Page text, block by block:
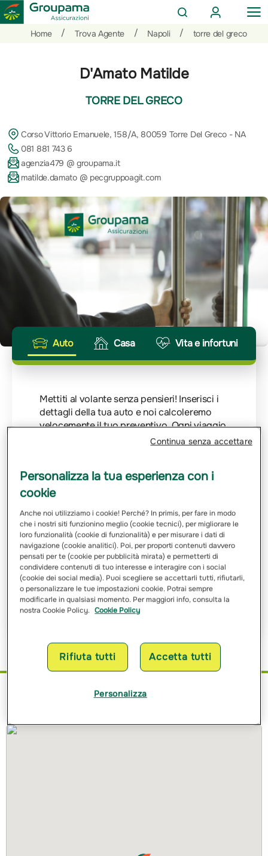
CERCA
AREA
CLIENTI
Home
/ Trova Agente / Napoli / torre del greco
D'Amato Matilde
TORRE DEL GRECO
Corso Vittorio Emanuele, 158/A, 80059 Torre Del Greco - NA
081 881 743 6
agenzia479 @ groupama.it
matilde.damato @ pecgruppoagit.com
Auto Casa Vita e infortuni
Mettiti al volante senza pensieri! Inserisci i
dettagli della tua auto e noi calcoleremo
velocemente il tuo preventivo. Ogni viaggio
merita la giusta protezione.
Email
Ho letto e ho compresol’informativa sulle finalitàe sulle
modalità del trattamento dei miei dati personali
Richiedi Preventivo
Personalizza la tua esperienza con i
cookie
Anche noi utilizziamo i cookie! Perché? In primis, per fare in modo
che i nostri siti funzionino meglio (cookie tecnici), per migliorare le
loro funzionalità (cookie di funzionalità) e per misurare i dati di
navigazione (cookie analitici). Poi, per proporti contenuti davvero
pensati per te (cookie per pubblicità mirata) e permetterti di
condividere contenuti di tuo interesse e interagire con i social
(cookie dei social media). Puoi scegliere se accettarli tutti, rifiutarli,
o personalizzare le tue impostazioni cookie. Potrai sempre
modificarle in qualsiasi momento. Per maggiori info, consulta la
nostra Cookie Policy. Cookie Policy
Rifiuta tutti Accetta tutti
Personalizza
Continua senza accettare